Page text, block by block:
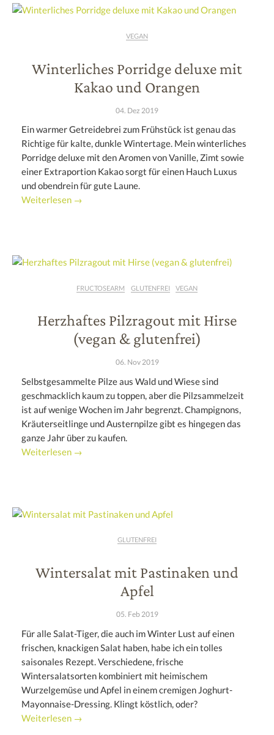
VEGAN
Winterliches Porridge deluxe mit
Kakao und Orangen
04. Dez 2019
Ein warmer Getreidebrei zum Frühstück ist genau das
Richtige für kalte, dunkle Wintertage. Mein winterliches
Porridge deluxe mit den Aromen von Vanille, Zimt sowie
einer Extraportion Kakao sorgt für einen Hauch Luxus
und obendrein für gute Laune.
Weiterlesen →
FRUCTOSEARM GLUTENFREI VEGAN
Herzhaftes Pilzragout mit Hirse
(vegan & glutenfrei)
06. Nov 2019
Selbstgesammelte Pilze aus Wald und Wiese sind
geschmacklich kaum zu toppen, aber die Pilzsammelzeit
ist auf wenige Wochen im Jahr begrenzt. Champignons,
Kräuterseitlinge und Austernpilze gibt es hingegen das
ganze Jahr über zu kaufen.
Weiterlesen →
GLUTENFREI
Wintersalat mit Pastinaken und
Apfel
05. Feb 2019
Für alle Salat-Tiger, die auch im Winter Lust auf einen
frischen, knackigen Salat haben, habe ich ein tolles
saisonales Rezept. Verschiedene, frische
Wintersalatsorten kombiniert mit heimischem
Wurzelgemüse und Apfel in einem cremigen Joghurt-
Mayonnaise-Dressing. Klingt köstlich, oder?
Weiterlesen →